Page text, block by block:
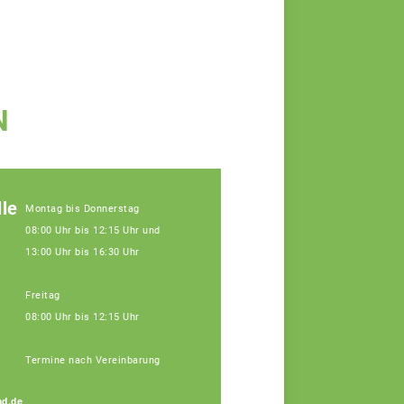
Montag bis Donnerstag
08:00 Uhr bis 12:15 Uhr und
13:00 Uhr bis 16:30 Uhr
Freitag
08:00 Uhr bis 12:15 Uhr
Termine nach Vereinbarung